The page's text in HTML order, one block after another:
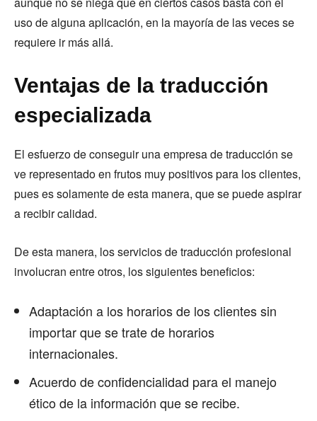
uso de alguna aplicación, en la mayoría de las veces se
requiere ir más allá.
Ventajas de la traducción
especializada
El esfuerzo de conseguir una empresa de traducción se
ve representado en frutos muy positivos para los clientes,
pues es solamente de esta manera, que se puede aspirar
a recibir calidad.
De esta manera, los servicios de traducción profesional
involucran entre otros, los siguientes beneficios:
Adaptación a los horarios de los clientes sin
importar que se trate de horarios
internacionales.
Acuerdo de confidencialidad para el manejo
ético de la información que se recibe.